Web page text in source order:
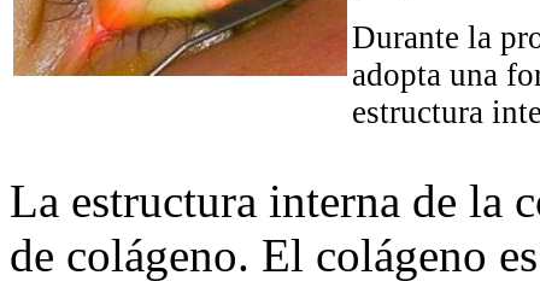
Durante la
adopta una
estructura
La estructura interna de la
de colágeno. El colágeno